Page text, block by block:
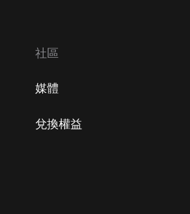
社區
媒體
兌換權益